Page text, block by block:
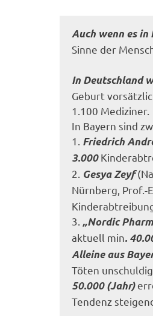
Auch wenn es
Sinne der
In Deutschland
Geburt
1.100 Mediziner.
In Bayern sind
1. Friedrich
3.000
2. Gesya Zeyf
Nürnberg,
3. „Nordic
aktuell min.
Alleine aus
Töten
50.000 (Jahr)
Tendenz